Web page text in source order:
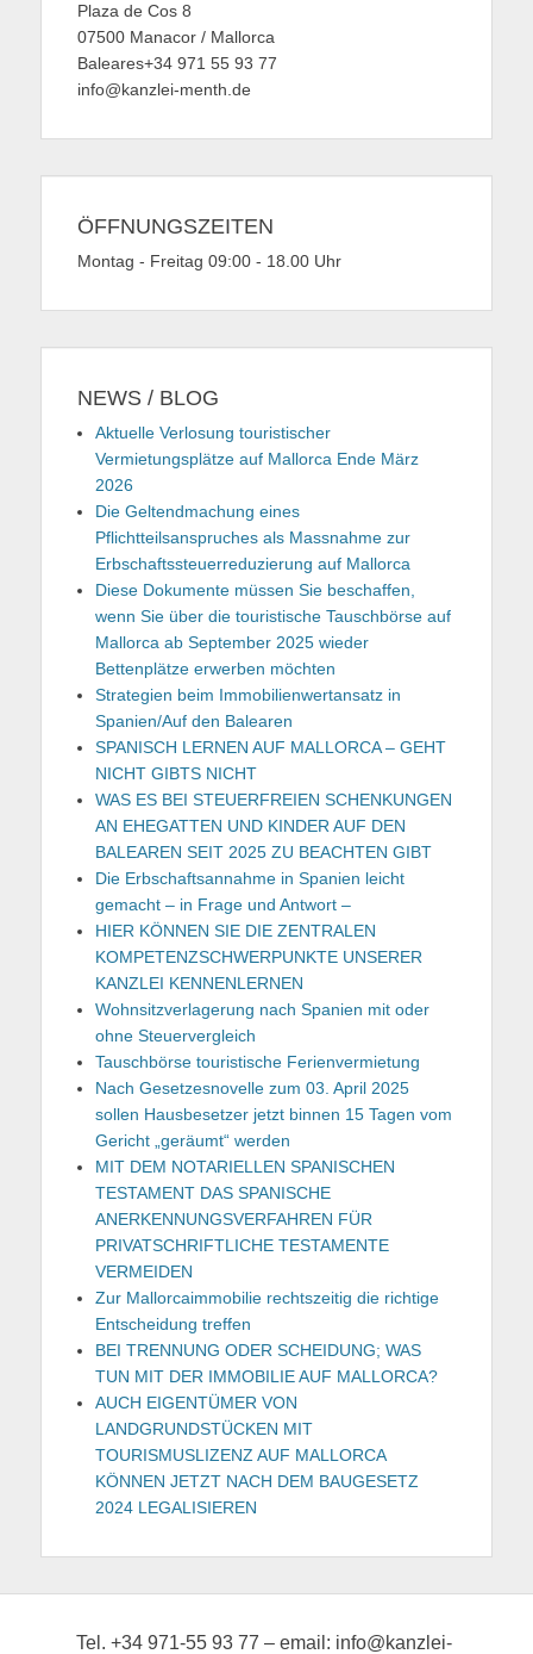
Plaza de Cos 8
07500 Manacor / Mallorca
Baleares+34 971 55 93 77
info@kanzlei-menth.de
ÖFFNUNGSZEITEN
Montag - Freitag 09:00 - 18.00 Uhr
NEWS / BLOG
Aktuelle Verlosung touristischer
Vermietungsplätze auf Mallorca Ende März
2026
Die Geltendmachung eines
Pflichtteilsanspruches als Massnahme zur
Erbschaftssteuerreduzierung auf Mallorca
Diese Dokumente müssen Sie beschaffen,
wenn Sie über die touristische Tauschbörse auf
Mallorca ab September 2025 wieder
Bettenplätze erwerben möchten
Strategien beim Immobilienwertansatz in
Spanien/Auf den Balearen
SPANISCH LERNEN AUF MALLORCA – GEHT
NICHT GIBTS NICHT
WAS ES BEI STEUERFREIEN SCHENKUNGEN
AN EHEGATTEN UND KINDER AUF DEN
BALEAREN SEIT 2025 ZU BEACHTEN GIBT
Die Erbschaftsannahme in Spanien leicht
gemacht – in Frage und Antwort –
HIER KÖNNEN SIE DIE ZENTRALEN
KOMPETENZSCHWERPUNKTE UNSERER
KANZLEI KENNENLERNEN
Wohnsitzverlagerung nach Spanien mit oder
ohne Steuervergleich
Tauschbörse touristische Ferienvermietung
Nach Gesetzesnovelle zum 03. April 2025
sollen Hausbesetzer jetzt binnen 15 Tagen vom
Gericht „geräumt“ werden
MIT DEM NOTARIELLEN SPANISCHEN
TESTAMENT DAS SPANISCHE
ANERKENNUNGSVERFAHREN FÜR
PRIVATSCHRIFTLICHE TESTAMENTE
VERMEIDEN
Zur Mallorcaimmobilie rechtszeitig die richtige
Entscheidung treffen
BEI TRENNUNG ODER SCHEIDUNG; WAS
TUN MIT DER IMMOBILIE AUF MALLORCA?
AUCH EIGENTÜMER VON
LANDGRUNDSTÜCKEN MIT
TOURISMUSLIZENZ AUF MALLORCA
KÖNNEN JETZT NACH DEM BAUGESETZ
2024 LEGALISIEREN
Tel. +34 971-55 93 77 – email: info@kanzlei-